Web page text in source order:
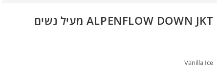
ALPENFLOW DOWN JKT מעיל נשים
Vanilla Ice